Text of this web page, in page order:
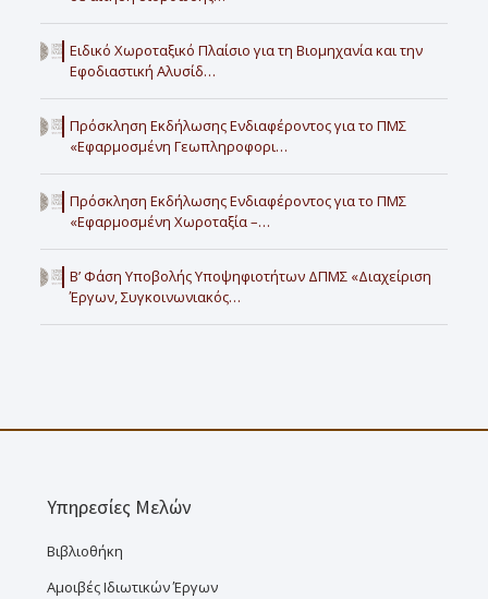
Ειδικό Χωροταξικό Πλαίσιο για τη Βιομηχανία και την
Εφοδιαστική Αλυσίδ…
Πρόσκληση Εκδήλωσης Ενδιαφέροντος για το ΠΜΣ
«Εφαρμοσμένη Γεωπληροφορι…
Πρόσκληση Εκδήλωσης Ενδιαφέροντος για το ΠΜΣ
«Εφαρμοσμένη Χωροταξία –…
Β’ Φάση Υποβολής Υποψηφιοτήτων ΔΠΜΣ «Διαχείριση
Έργων, Συγκοινωνιακός…
Υπηρεσίες Μελών
Βιβλιοθήκη
Αμοιβές Ιδιωτικών Έργων